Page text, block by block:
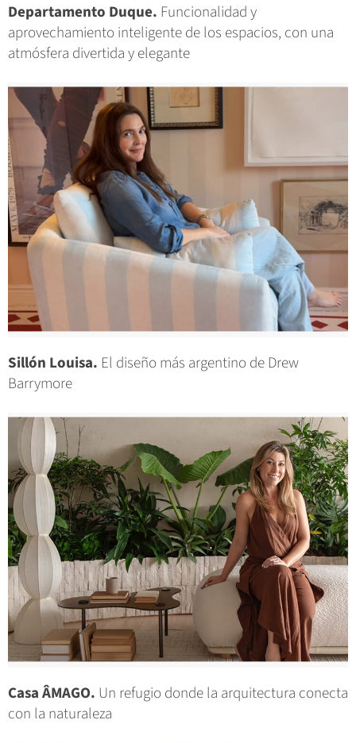
Departamento Duque. Funcionalidad y
aprovechamiento inteligente de los espacios, con una
atmósfera divertida y elegante
Sillón Louisa. El diseño más argentino de Drew
Barrymore
Casa ÂMAGO. Un refugio donde la arquitectura conecta
con la naturaleza